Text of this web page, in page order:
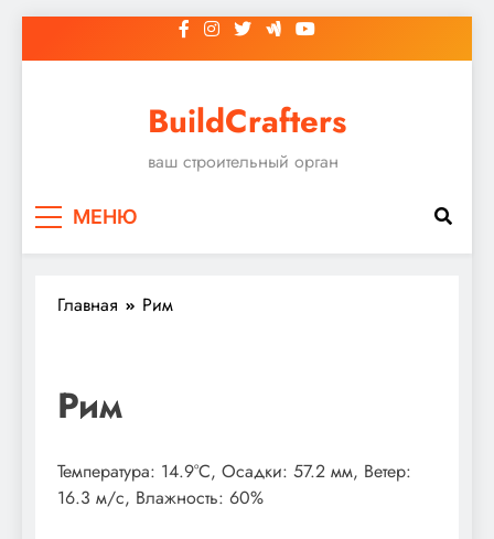
к
BuildCrafters
ваш строительный орган
МЕНЮ
Главная Рим
Рим
Температура: 14.9°C, Осадки: 57.2 мм, Ветер:
16.3 м/с, Влажность: 60%